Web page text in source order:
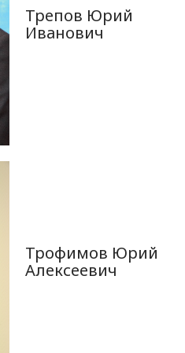
Трепов Юрий
Иванович
Трофимов Юрий
Алексеевич